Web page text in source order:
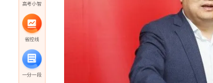
高考小智
省控线
一分一段